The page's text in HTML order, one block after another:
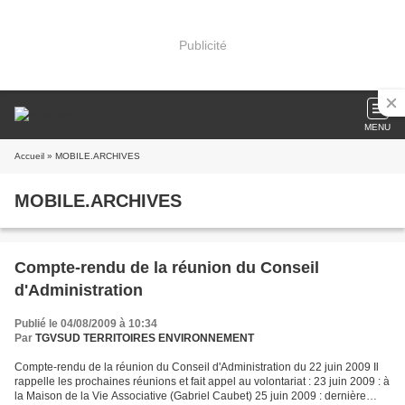
Publicité
MENU
Accueil » MOBILE.ARCHIVES
MOBILE.ARCHIVES
Compte-rendu de la réunion du Conseil
d'Administration
Publié le 04/08/2009 à 10:34
Par TGVSUD TERRITOIRES ENVIRONNEMENT
Compte-rendu de la réunion du Conseil d'Administration du 22 juin 2009 Il
rappelle les prochaines réunions et fait appel au volontariat : 23 juin 2009 : à
la Maison de la Vie Associative (Gabriel Caubet) 25 juin 2009 : dernière